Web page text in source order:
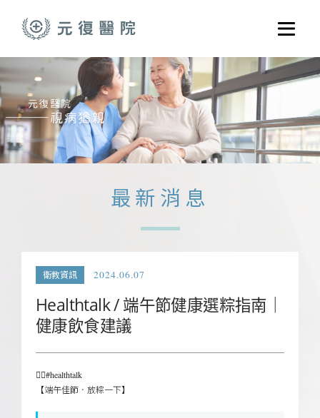
選單
關於元復
就醫指南
醫學門診
醫療養護服務
最新消息
衛教資訊 2024.06.07
Healthtalk / 端午節健康選粽指南｜
健康飲食建議
👩‍⚕#healthtalk
【端午佳節．放粽一下】